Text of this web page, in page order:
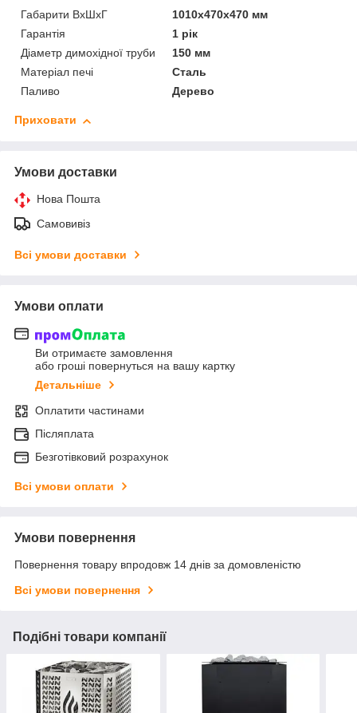
Габарити ВхШхГ
1010х470х470 мм
Гарантія
1 рік
Діаметр димохідної труби
150 мм
Матеріал печі
Сталь
Паливо
Дерево
Приховати
Умови доставки
Нова Пошта
Самовивіз
Всі умови доставки
Умови оплати
Ви отримаєте замовлення
або гроші повернуться на вашу картку
Детальніше
Оплатити частинами
Післяплата
Безготівковий розрахунок
Всі умови оплати
Умови повернення
Повернення товару впродовж 14 днів за домовленістю
Всі умови повернення
Подібні товари компанії